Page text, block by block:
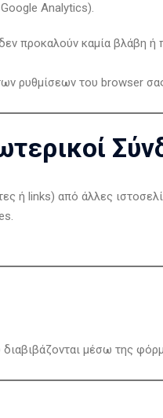
Analytics).
προκαλούν καμία βλάβη
ρυθμίσεων του browser
ή links) από άλλες
μέσω της